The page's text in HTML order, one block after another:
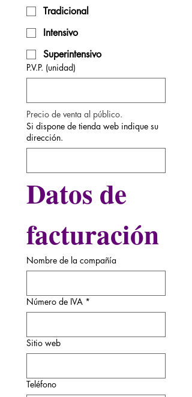
Tradicional
Intensivo
Superintensivo
P.V.P. (unidad)
Precio de venta al público.
Si dispone de tienda web indique su
dirección.
Datos de
facturación
Nombre de la compañía
Número de IVA *
Sitio web
Teléfono